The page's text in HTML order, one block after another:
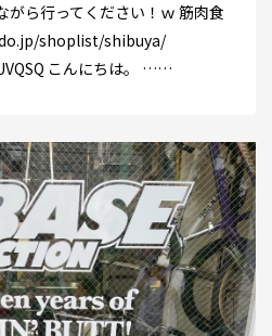
がら行ってください！ｗ 筋肉食
shoplist/shibuya/
こんにちは。 ……